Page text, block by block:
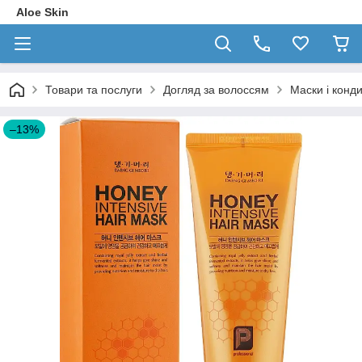
Aloe Skin
Товари та послуги Догляд за волоссям Маски і
–13%